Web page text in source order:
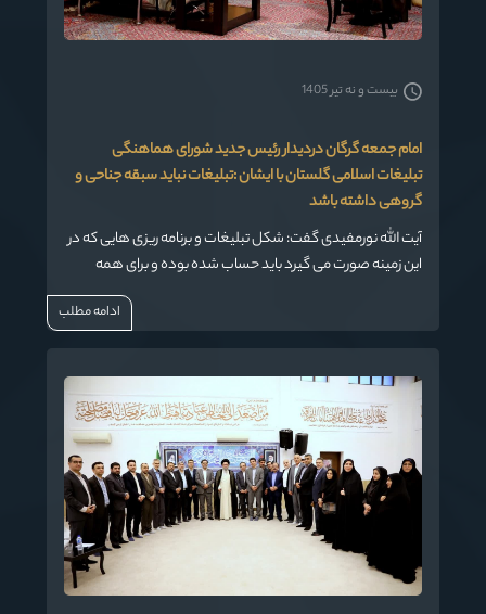
امام جمعه گرگان دردیدار رئیس جدید شورای هماهنگی
تبلیغات اسلامی گلستان با ایشان :تبلیغات نباید سبقه جناحی و
گروهی داشته باشد
آیت الله نورمفیدی گفت: شکل تبلیغات و برنامه ریزی هایی که در
این زمینه صورت می گیرد باید حساب شده بوده و برای همه
جاذبه داشته باشد و به هیچ وجه نباید رنگ خاص و سبقه جناحی
بیست و نه تیر 1405
ادامه مطلب